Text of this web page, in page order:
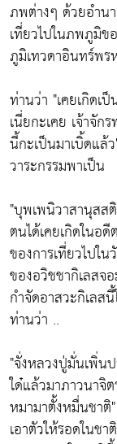
ภพต่างๆ ด้วยอำน
เที่ยวไปในภพภูมิข
ภูมิเทวดาอินทร์พร
ท่านว่า "เคยเกิดเ
เนี่ยกะเคย เจ้าจั
นี้กะเป็นมาเบิ้ดแล้
วาระกรรมพาเป็น
"บุพเพนิวาสานุส
ตนได้เคยเกิดในอ
ของการเที่ยวไปใ
ของอวิชชากิเลสจ
กำจัดอาสวะกิเลส
ท่านว่า ..
"จั่งหลวงปู่มั่นเพิ่น
ใด๋แล้วมาภาวนาจิ
หมามาตั้งหมื่นชาติ
เอาตัวให้รอดในช